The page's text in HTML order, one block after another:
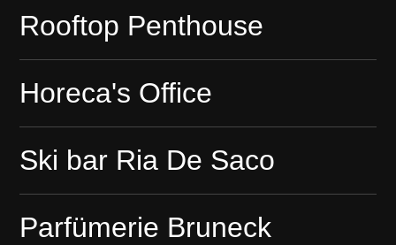
Rooftop Penthouse
Horeca's Office
Ski bar Ria De Saco
Parfümerie Bruneck